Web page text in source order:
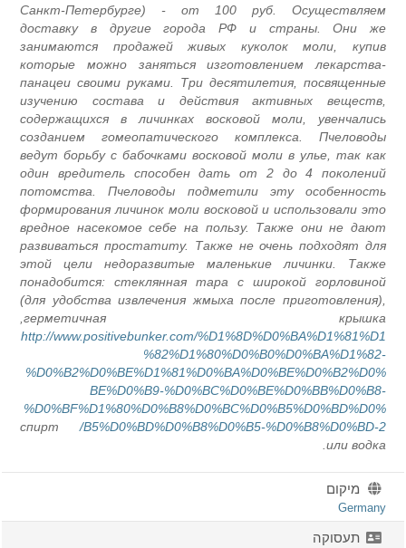
Санкт-Петербурге) - от 100 руб.
доставку в другие города РФ и страны. Они
занимаются продажей живых куколок моли,
которые можно заняться изготовлением
панацеи своими руками. Три десятилетия,
изучению состава и действия активных
содержащихся в личинках восковой моли,
созданием гомеопатического комплекса.
ведут борьбу с бабочками восковой моли в улье, так
один вредитель способен дать от 2 до 4
потомства. Пчеловоды подметили эту
формирования личинок моли восковой и использовали
вредное насекомое себе на пользу. Также они не
развиваться простатиту. Также не очень подходят
этой цели недоразвитые маленькие личинки.
понадобится: стеклянная тара с широкой
(для удобства извлечения жмыха после
герметичная
http://www.positivebunker.com/
BE%D0%B9-
B5%D0%BD%D0%B8%D0%B5-%D0%B8%D0%BD-
спирт
или
מיקום
תעסוקה